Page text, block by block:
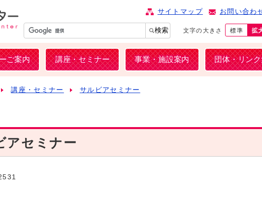
サイトマップ お問い合わ
検索 文字の大きさ 標準 拡
ご案内 講座・セミナー 事業・施設案内 団体・リン
講座・セミナー サルビアセミナー
アセミナー